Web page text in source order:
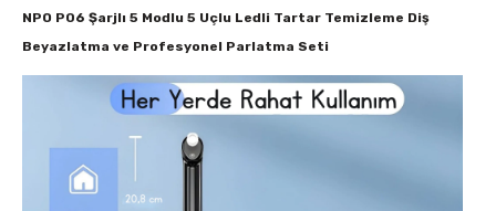
NPO P06 Şarjlı 5 Modlu 5 Uçlu Ledli Tartar Temizleme Diş
Beyazlatma ve Profesyonel Parlatma Seti